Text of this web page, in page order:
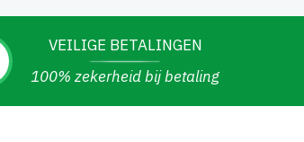
VEILIGE BETALINGEN
100% zekerheid bij betaling